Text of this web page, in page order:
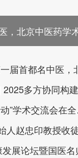
，北京中医药学
，北京中医药学术继承指导
心血管健康新生态大会圆满落幕！
在全国人大会议中心成功举办
赵忠印教授收徒专
走基层关爱健康公益惠民义诊山